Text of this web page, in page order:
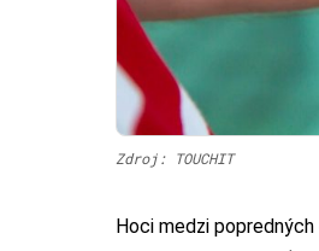
Zdroj: TOUCHIT
Hoci medzi